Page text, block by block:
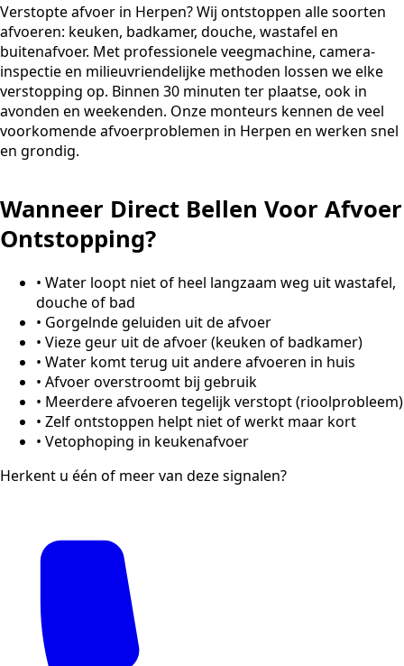
Verstopte afvoer in Herpen? Wij ontstoppen alle soorten
afvoeren: keuken, badkamer, douche, wastafel en
buitenafvoer. Met professionele veegmachine, camera-
inspectie en milieuvriendelijke methoden lossen we elke
verstopping op. Binnen 30 minuten ter plaatse, ook in
avonden en weekenden. Onze monteurs kennen de veel
voorkomende afvoerproblemen in Herpen en werken snel
en grondig.
Wanneer Direct Bellen Voor Afvoer
Ontstopping?
• Water loopt niet of heel langzaam weg uit wastafel,
douche of bad
• Gorgelnde geluiden uit de afvoer
• Vieze geur uit de afvoer (keuken of badkamer)
• Water komt terug uit andere afvoeren in huis
• Afvoer overstroomt bij gebruik
• Meerdere afvoeren tegelijk verstopt (rioolprobleem)
• Zelf ontstoppen helpt niet of werkt maar kort
• Vetophoping in keukenafvoer
Herkent u één of meer van deze signalen?